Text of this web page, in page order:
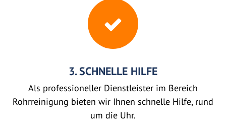
3. SCHNELLE HILFE
Als professioneller Dienstleister im Bereich
Rohrreinigung bieten wir Ihnen schnelle Hilfe, rund
um die Uhr.